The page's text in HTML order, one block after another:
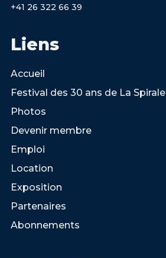
+41 26 322 66 39
Liens
Accueil
Festival des 30 ans de La Spirale
Photos
Devenir membre
Emploi
Location
Exposition
Partenaires
Abonnements